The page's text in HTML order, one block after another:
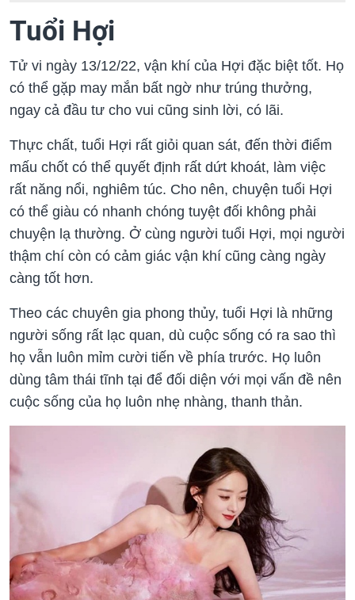
Tuổi Hợi
Tử vi ngày 13/12/22, vận khí của Hợi đặc biệt tốt. Họ
có thể gặp may mắn bất ngờ như trúng thưởng,
ngay cả đầu tư cho vui cũng sinh lời, có lãi.
Thực chất, tuổi Hợi rất giỏi quan sát, đến thời điểm
mấu chốt có thể quyết định rất dứt khoát, làm việc
rất năng nổi, nghiêm túc. Cho nên, chuyện tuổi Hợi
có thể giàu có nhanh chóng tuyệt đối không phải
chuyện lạ thường. Ở cùng người tuổi Hợi, mọi người
thậm chí còn có cảm giác vận khí cũng càng ngày
càng tốt hơn.
Theo các chuyên gia phong thủy, tuổi Hợi là những
người sống rất lạc quan, dù cuộc sống có ra sao thì
họ vẫn luôn mỉm cười tiến về phía trước. Họ luôn
dùng tâm thái tĩnh tại để đối diện với mọi vấn đề nên
cuộc sống của họ luôn nhẹ nhàng, thanh thản.